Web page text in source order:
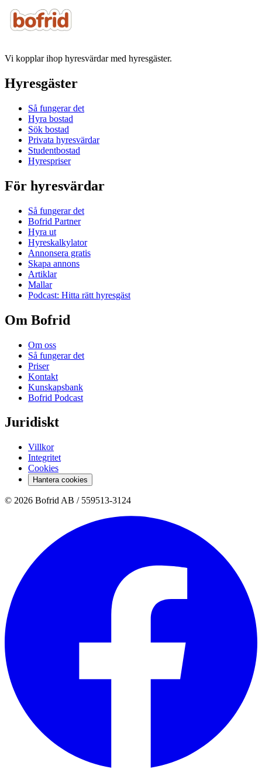
Vi kopplar ihop hyresvärdar med hyresgäster.
Hyresgäster
Så fungerar det
Hyra bostad
Sök bostad
Privata hyresvärdar
Studentbostad
Hyrespriser
För hyresvärdar
Så fungerar det
Bofrid Partner
Hyra ut
Hyreskalkylator
Annonsera gratis
Skapa annons
Artiklar
Mallar
Podcast: Hitta rätt hyresgäst
Om Bofrid
Om oss
Så fungerar det
Priser
Kontakt
Kunskapsbank
Bofrid Podcast
Juridiskt
Villkor
Integritet
Cookies
Hantera cookies
© 2026 Bofrid AB / 559513-3124